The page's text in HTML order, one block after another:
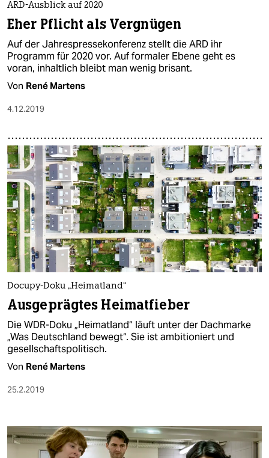
ARD-Ausblick auf 2020
Eher Pflicht als Vergnügen
Auf der Jahrespressekonferenz stellt die ARD ihr
Programm für 2020 vor. Auf formaler Ebene geht es
voran, inhaltlich bleibt man wenig brisant.
Von René Martens
4.12.2019
Docupy-Doku „Heimatland“
Ausgeprägtes Heimatfieber
Die WDR-Doku „Heimatland“ läuft unter der Dachmarke
„Was Deutschland bewegt“. Sie ist ambitioniert und
gesellschaftspolitisch.
Von René Martens
25.2.2019